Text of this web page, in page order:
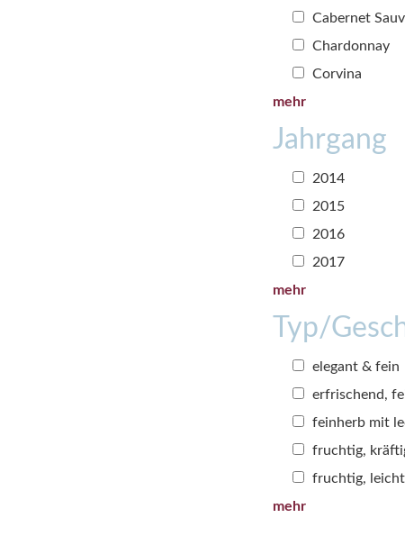
Cabernet
Chardonnay
Corvina
mehr
Jahrgang
2014
2015
2016
2017
mehr
Typ/
elegant & fein
erfrischend,
feinherb mit
fruchtig,
fruchtig,
mehr